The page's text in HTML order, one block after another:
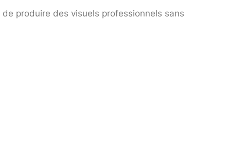
produire des visuels professionnels sans